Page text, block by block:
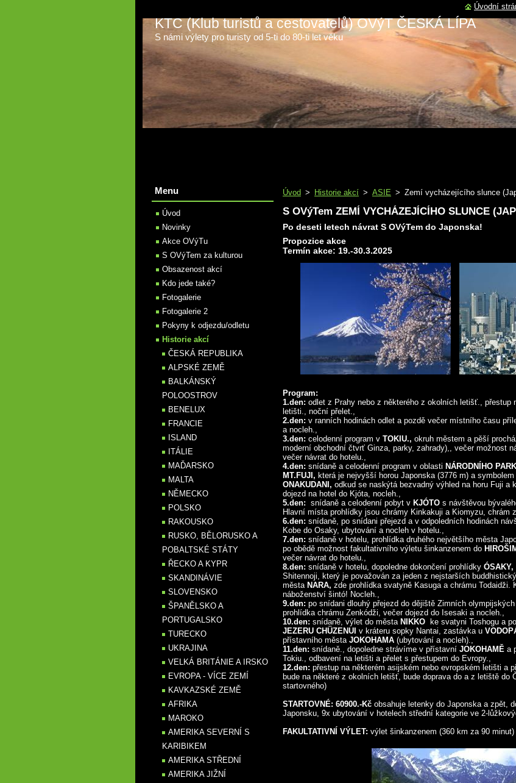
KTC (Klub turistů a cestovatelů) OVýT ČESKÁ LÍPA
S námi výlety pro turisty od 5-ti do 80-ti let věku
Úvod > Historie akcí > ASIE > Zemí vycházejícího slunce
S OVýTem ZEMÍ VYCHÁZEJÍCÍHO SLUNCE
Po deseti letech návrat S OVýTem do Japonska!
Propozice akce
Termín akce: 19.-30.3.2025
Program:
1.den: odlet z Prahy nebo z některého z okolních letišť., přestup
letišti., noční přelet.,
2.den: v ranních hodinách odlet a pozdě večer místního času
a nocleh.,
3.den: celodenní program v TOKIU., okruh městem a pěší
moderní obchodní čtvrť Ginza, parky, zahrady),, večer možnost
večer návrat do hotelu.,
4.den: snídaně a celodenní program v oblasti NÁRODNÍHO
MT.FUJI, která je nejvyšší horou Japonska (3776 m) a
ONAKUDANI, odkud se naskýtá bezvadný výhled na horu Fuji a
dojezd na hotel do Kjóta, nocleh.,
5.den: snídaně a celodenní pobyt v KJÓTO s návštěvou
Hlavní místa prohlídky jsou chrámy Kinkakuji a Kiomyzu, chrám
6.den: snídaně, po snídani přejezd a v odpoledních hodinách
Kobe do Osaky, ubytování a nocleh v hotelu.,
7.den: snídaně v hotelu, prohlídka druhého největšího města
po obědě možnost fakultativního výletu šinkanzenem do
večer návrat do hotelu.,
8.den: snídaně v hotelu, dopoledne dokončení prohlídky ÓSAKY,
Shitennoji, který je považován za jeden z nejstarších
města NARA, zde prohlídka svatyně Kasuga a chrámu Todaidži.
náboženství šintó! Nocleh.,
9.den: po snídani dlouhý přejezd do dějiště Zimních olympijských
prohlídka chrámu Zenkódži, večer dojezd do Isesaki a nocleh.,
10.den: snídaně, výlet do města NIKKO ke svatyni Toshogu a
JEZERU CHÜZENUI v kráteru sopky Nantai, zastávka u
přístavního městaJOKOHAMA (ubytování a nocleh).,
11.den: snídaně., dopoledne strávíme v přístavní JOKOHAMĚ a
Tokiu., odbavení na letišti a přelet s přestupem do Evropy.,
12.den: přestup na některém asijském nebo evropském letišti a
bude na některé z okolních letišť, bude doprava do a z letiště do
startovného)
STARTOVNÉ: 60900.-Kč obsahuje letenky do Japonska a zpět,
Japonsku, 9x ubytování v hotelech střední kategorie ve 2-
FAKULTATIVNÍ VÝLET: výlet šinkanzenem (360 km za 90
Menu
Úvod
Novinky
Akce OVýTu
S OVýTem za kulturou
Obsazenost akcí
Kdo jede také?
Fotogalerie
Fotogalerie 2
Pokyny k odjezdu/odletu
Historie akcí
ČESKÁ REPUBLIKA
ALPSKÉ ZEMĚ
BALKÁNSKÝ
POLOOSTROV
BENELUX
FRANCIE
ISLAND
ITÁLIE
MAĎARSKO
MALTA
NĚMECKO
POLSKO
RAKOUSKO
RUSKO, BĚLORUSKO A
POBALTSKÉ STÁTY
ŘECKO A KYPR
SKANDINÁVIE
SLOVENSKO
ŠPANĚLSKO A
PORTUGALSKO
TURECKO
UKRAJINA
VELKÁ BRITÁNIE A IRSKO
EVROPA - VÍCE ZEMÍ
KAVKAZSKÉ ZEMĚ
AFRIKA
MAROKO
AMERIKA SEVERNÍ S
KARIBIKEM
AMERIKA STŘEDNÍ
AMERIKA JIŽNÍ
Úvodní